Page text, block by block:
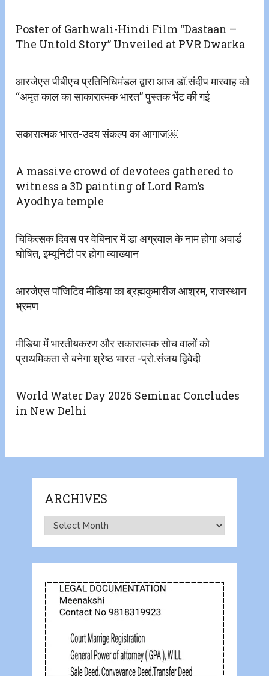
Poster of Garhwali-Hindi Film “Dastaan –
The Untold Story” Unveiled at PVR Dwarka
आरजेएस पीबीएच प्रतिनिधिमंडल द्वारा आज डॉ.संदीप मारवाह को
“अमृत काल का साकारात्मक भारत” पुस्तक भेंट की गई
सकारात्मक भारत-उदय संकल्प का आगाज￼
A massive crowd of devotees gathered to
witness a 3D painting of Lord Ram’s
Ayodhya temple
चिकित्सक दिवस पर वेबिनार में डा अग्रवाल के नाम होगा अवार्ड
घोषित, इम्यूनिटी पर होगा व्याख्यान
आरजेएस पाॅजिटिव मीडिया का ब्रह्मकुमारीज आश्रम, राजस्थान
भ्रमण
मीडिया में भारतीयकरण और सकारात्मक सोच वालों को
प्राथमिकता से बनेगा श्रेष्ठ भारत -प्रो.संजय द्विवेदी
World Water Day 2026 Seminar Concludes
in New Delhi
ARCHIVES
Archives